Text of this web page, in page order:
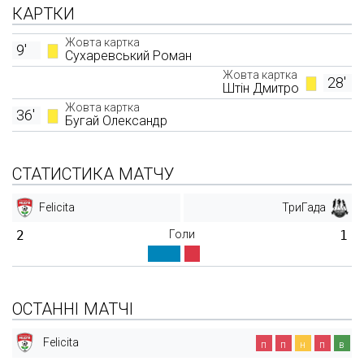
КАРТКИ
Жовта картка
Сухаревський Роман
9'
28'
Жовта картка
Штін Дмитро
Жовта картка
Бугай Олександр
36'
СТАТИСТИКА МАТЧУ
Felicita ТриГада
2 Голи 1
ОСТАННІ МАТЧІ
Felicita п п н п в